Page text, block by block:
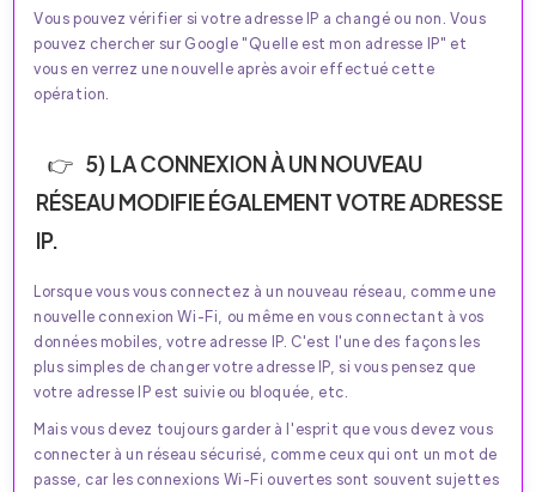
Vous pouvez vérifier si votre adresse IP a changé ou non. Vous
pouvez chercher sur Google "Quelle est mon adresse IP" et
vous en verrez une nouvelle après avoir effectué cette
opération.
5) LA CONNEXION À UN NOUVEAU
RÉSEAU MODIFIE ÉGALEMENT VOTRE ADRESSE
IP.
Lorsque vous vous connectez à un nouveau réseau, comme une
nouvelle connexion Wi-Fi, ou même en vous connectant à vos
données mobiles, votre adresse IP. C'est l'une des façons les
plus simples de changer votre adresse IP, si vous pensez que
votre adresse IP est suivie ou bloquée, etc.
Mais vous devez toujours garder à l'esprit que vous devez vous
connecter à un réseau sécurisé, comme ceux qui ont un mot de
passe, car les connexions Wi-Fi ouvertes sont souvent sujettes